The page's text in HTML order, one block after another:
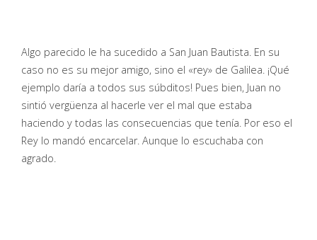
Algo parecido le ha sucedido a San Juan Bautista. En su
caso no es su mejor amigo, sino el «rey» de Galilea. ¡Qué
ejemplo daría a todos sus súbditos! Pues bien, Juan no
sintió vergüenza al hacerle ver el mal que estaba
haciendo y todas las consecuencias que tenía. Por eso el
Rey lo mandó encarcelar. Aunque lo escuchaba con
agrado.